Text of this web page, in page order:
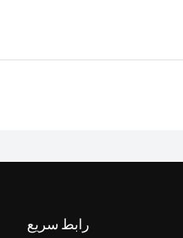
رابط سريع